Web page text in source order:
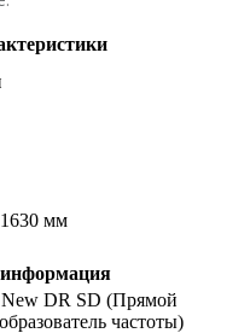
мм
DR SD (Прямой
частоты)